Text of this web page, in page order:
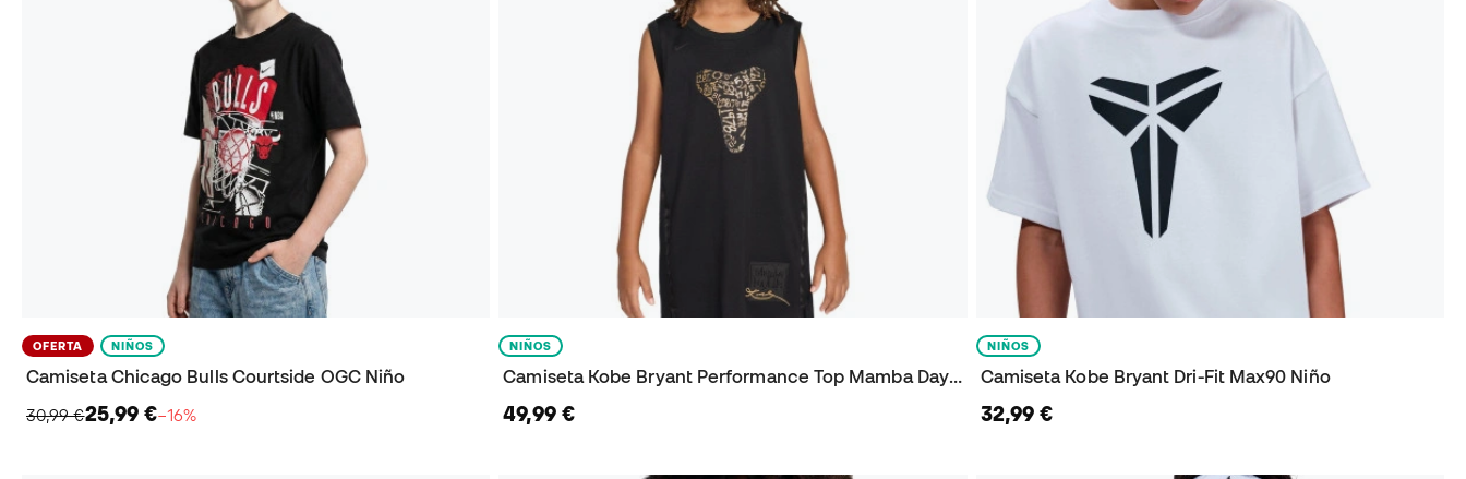
OFERTA NIÑOS
Camiseta Chicago Bulls Courtside OGC Niño
30,99 €25,99 €−16%
NIÑOS
Camiseta Kobe Bryant Performance Top Mamba Day Niño
49,99 €
NIÑOS
Camiseta Kobe Bryant Dri-Fit Max90 Niño
32,99 €